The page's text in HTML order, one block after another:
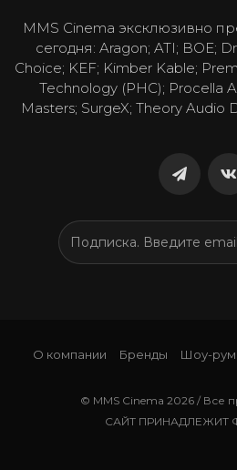
MMS Cinema эксклюзивно
сегодня: Aragon; ATI; BOE;
Choice; KEF; Kimber Kable;
Technology (PHC); Procella
Masters; SurgeX; Theory Audio
О компании Бренды Шоу-рум
© MMS Cinema 2026 / Все
САЙТ ПРИНАДЛЕЖИТ